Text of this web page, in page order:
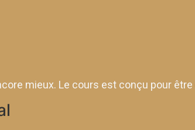
mieux. Le cours est conçu pour être